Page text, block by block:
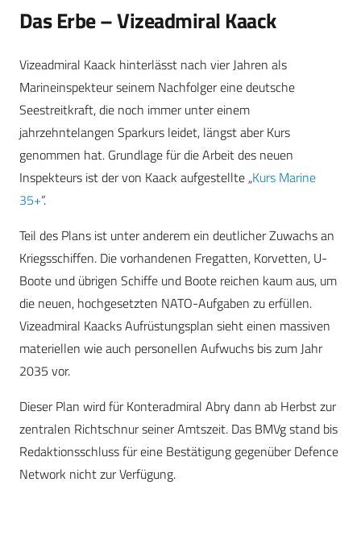
Das Erbe – Vizeadmiral Kaack
Vizeadmiral Kaack hinterlässt nach vier Jahren als
Marineinspekteur seinem Nachfolger eine deutsche
Seestreitkraft, die noch immer unter einem
jahrzehntelangen Sparkurs leidet, längst aber Kurs
genommen hat. Grundlage für die Arbeit des neuen
Inspekteurs ist der von Kaack aufgestellte „Kurs Marine
35+“.
Teil des Plans ist unter anderem ein deutlicher Zuwachs an
Kriegsschiffen. Die vorhandenen Fregatten, Korvetten, U-
Boote und übrigen Schiffe und Boote reichen kaum aus, um
die neuen, hochgesetzten NATO-Aufgaben zu erfüllen.
Vizeadmiral Kaacks Aufrüstungsplan sieht einen massiven
materiellen wie auch personellen Aufwuchs bis zum Jahr
2035 vor.
Dieser Plan wird für Konteradmiral Abry dann ab Herbst zur
zentralen Richtschnur seiner Amtszeit. Das BMVg stand bis
Redaktionsschluss für eine Bestätigung gegenüber Defence
Network nicht zur Verfügung.